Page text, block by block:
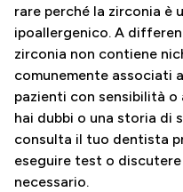
rare perché la zirconia è
ipoallergenico. A
zirconia non contiene
comunemente associati
pazienti con sensibilità
hai dubbi o una storia di
consulta il tuo dentista
eseguire test o
necessario.